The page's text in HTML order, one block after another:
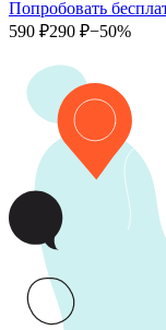
Попробовать
590 ₽290 ₽−50%